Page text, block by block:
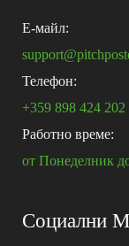
E-майл:
Телефон:
+359 898 424 202
Работно време:
от Понеделник
Социални